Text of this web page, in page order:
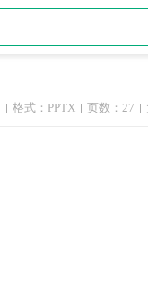
格式：PPTX 页数：27